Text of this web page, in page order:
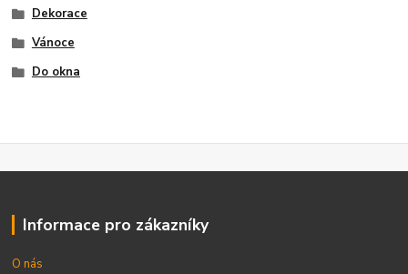
Dekorace
Vánoce
Do okna
Informace pro zákazníky
O nás